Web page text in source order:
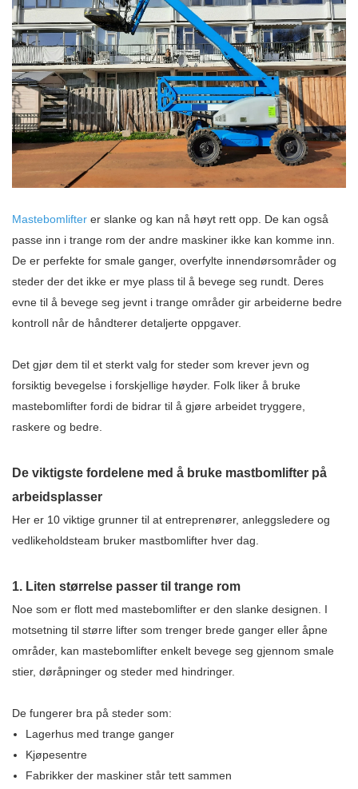
Mastebomlifter er slanke og kan nå høyt rett opp. De kan også
passe inn i trange rom der andre maskiner ikke kan komme inn.
De er perfekte for smale ganger, overfylte innendørsområder og
steder der det ikke er mye plass til å bevege seg rundt. Deres
evne til å bevege seg jevnt i trange områder gir arbeiderne bedre
kontroll når de håndterer detaljerte oppgaver.
Det gjør dem til et sterkt valg for steder som krever jevn og
forsiktig bevegelse i forskjellige høyder. Folk liker å bruke
mastebomlifter fordi de bidrar til å gjøre arbeidet tryggere,
raskere og bedre.
De viktigste fordelene med å bruke mastbomlifter på
arbeidsplasser
Her er 10 viktige grunner til at entreprenører, anleggsledere og
vedlikeholdsteam bruker mastbomlifter hver dag.
1. Liten størrelse passer til trange rom
Noe som er flott med mastebomlifter er den slanke designen. I
motsetning til større lifter som trenger brede ganger eller åpne
områder, kan mastebomlifter enkelt bevege seg gjennom smale
stier, døråpninger og steder med hindringer.
De fungerer bra på steder som:
Lagerhus med trange ganger
Kjøpesentre
Fabrikker der maskiner står tett sammen